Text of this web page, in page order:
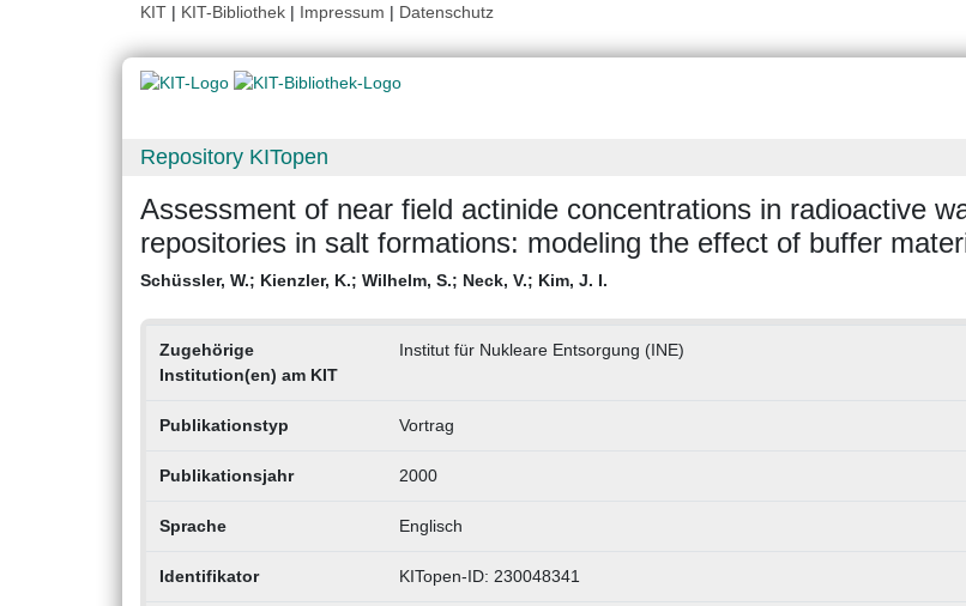
KIT | KIT-Bibliothek | Impressum | Datenschutz
Repository KITopen
Assessment of near field actinide concentrations in radioactive
repositories in salt formations: modeling the effect of buffer
Schüssler, W.; Kienzler, K.; Wilhelm, S.; Neck, V.; Kim, J. I.
Zugehörige
Institution(en) am KIT
Institut für Nukleare Entsorgung (INE)
Publikationstyp Vortrag
Publikationsjahr 2000
Sprache Englisch
Identifikator KITopen-ID: 230048341